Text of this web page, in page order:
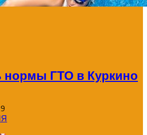
нормы ГТО в Куркино